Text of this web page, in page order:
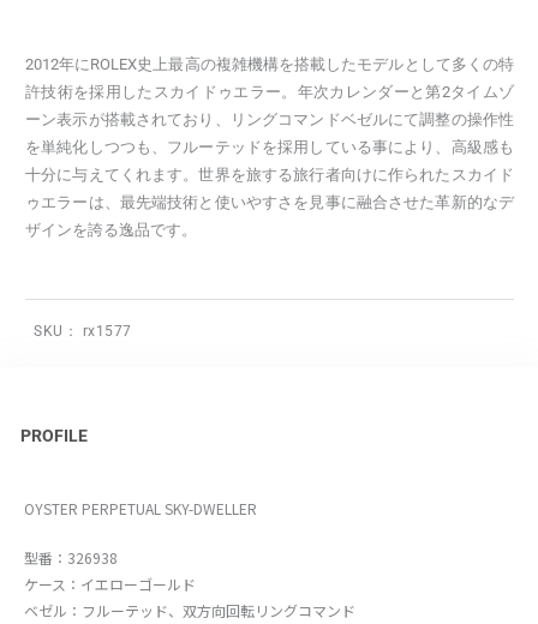
2012年にROLEX史上最高の複雑機構を搭載したモデルとして多くの特
許技術を採用したスカイドゥエラー。年次カレンダーと第2タイムゾ
ーン表示が搭載されており、リングコマンドベゼルにて調整の操作性
を単純化しつつも、フルーテッドを採用している事により、高級感も
十分に与えてくれます。世界を旅する旅行者向けに作られたスカイド
ゥエラーは、最先端技術と使いやすさを見事に融合させた革新的なデ
ザインを誇る逸品です。
SKU： rx1577
PROFILE
OYSTER PERPETUAL SKY-DWELLER
型番：326938
ケース：イエローゴールド
ベゼル：フルーテッド、双方向回転リングコマンド